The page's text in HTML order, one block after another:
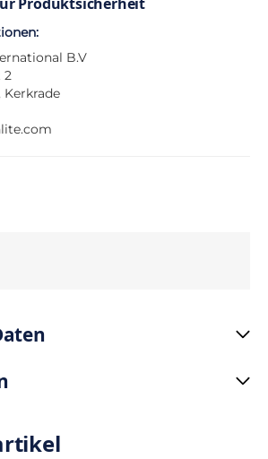
B.V
2
Kerkrade